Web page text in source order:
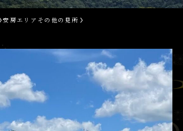
安房エリアその他の見所